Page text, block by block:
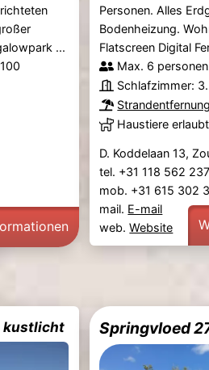
...
Personen. Alles
Bodenheizung.
Flatscreen Digital
Max. 6
Schlafzimmer: 3.
Strandentfernung
Haustiere
D. Koddelaan 13,
tel. +31 118 562 237
mob. +31 615 302
mail. E-mail
web.Website
kustlicht Springvloed